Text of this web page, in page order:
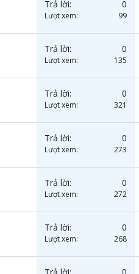
Trả lời 0
Lượt xem 99
Trả lời 0
Lượt xem 135
Trả lời 0
Lượt xem 321
Trả lời 0
Lượt xem 273
Trả lời 0
Lượt xem 272
Trả lời 0
Lượt xem 268